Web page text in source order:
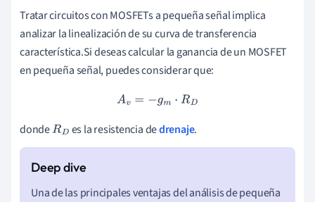
Tratar circuitos con MOSFETs a pequeña señal implica
analizar la linealización de su curva de transferencia
característica.Si deseas calcular la ganancia de un MOSFET
en pequeña señal, puedes considerar que:
Av= −gm⋅RD
dondeRD es la resistencia dedrenaje.
Una de las principales ventajas del análisis de pequeña